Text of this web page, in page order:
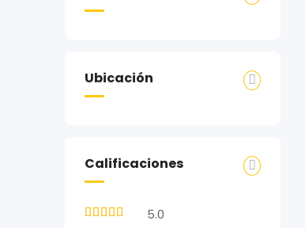
Ubicación
Calificaciones
5.0